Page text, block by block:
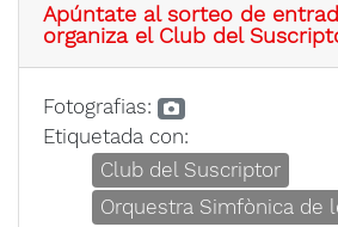
Apúntate al sorteo de
organiza el Club del
Fotografias:
Etiquetada con:
Club del Suscriptor
Orquestra Simfònica de